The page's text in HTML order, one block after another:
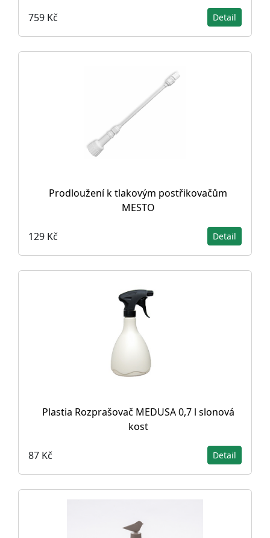
759 Kč Detail
Prodloužení k tlakovým postřikovačům
MESTO
129 Kč Detail
Plastia Rozprašovač MEDUSA 0,7 l slonová
kost
87 Kč Detail